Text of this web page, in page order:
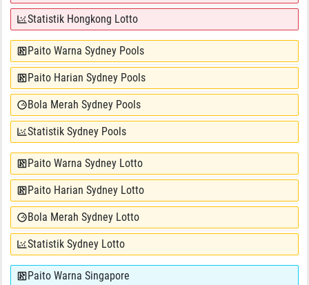
Statistik Hongkong Lotto
Paito Warna Sydney Pools
Paito Harian Sydney Pools
Bola Merah Sydney Pools
Statistik Sydney Pools
Paito Warna Sydney Lotto
Paito Harian Sydney Lotto
Bola Merah Sydney Lotto
Statistik Sydney Lotto
Paito Warna Singapore